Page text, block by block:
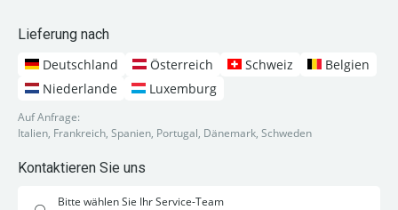
Lieferung nach
Deutschland
Österreich Schweiz
Belgien
Niederlande
Luxemburg
Auf Anfrage:
Italien, Frankreich, Spanien, Portugal, Dänemark, Schweden
Kontaktieren Sie uns
Bitte wählen Sie Ihr Service-Team